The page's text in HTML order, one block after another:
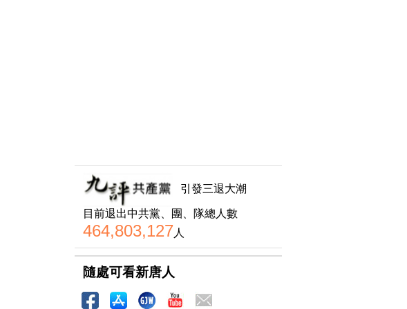
引發三退大潮
目前退出中共黨、團、隊總人數
464,803,127人
隨處可看新唐人